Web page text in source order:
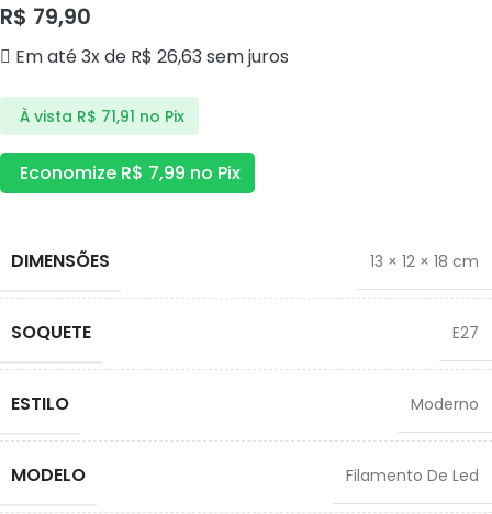
R$ 79,90
Em até 3x de R$ 26,63 sem juros
À vista R$ 71,91 no Pix
Economize R$ 7,99 no Pix
DIMENSÕES 13 × 12 × 18 cm
SOQUETE E27
ESTILO Moderno
MODELO Filamento De Led